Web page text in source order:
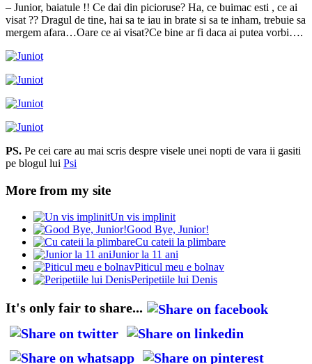
– Junior, baiatule !! Ce dai din picioruse? Ha, ce buimac esti , ce ai
visat ?? Dragul de tine, hai sa te iau in brate si sa te inham, trebuie sa
mergem afara…Oare ce ai visat?Ce bine ar fi daca ai putea vorbi….
PS. Pe cei care au mai scris despre visele unei nopti de vara ii gasiti
pe blogul lui Psi
More from my site
Un vis implinit
Good Bye, Junior!
Cu cateii la plimbare
Junior la 11 ani
Piticul meu e bolnav
Peripetiile lui Denis
It's only fair to share...